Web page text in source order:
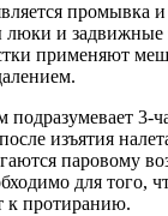
промывка
люки и
применяют
3-
изъятия
паровому
для того,
к протиранию.